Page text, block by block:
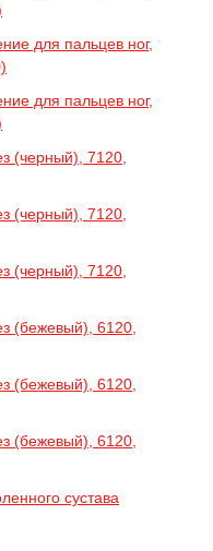
для пальцев ног,
для пальцев ног,
(черный), 7120,
(черный), 7120,
(черный), 7120,
(бежевый), 6120,
(бежевый), 6120,
(бежевый), 6120,
сустава